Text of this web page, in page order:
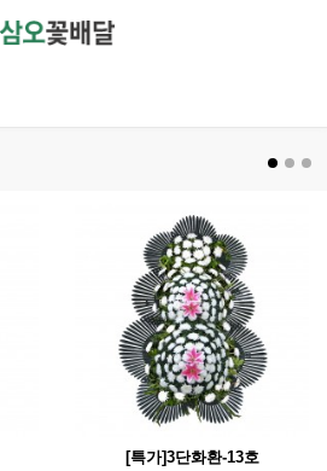
[특가]3단화환-13호